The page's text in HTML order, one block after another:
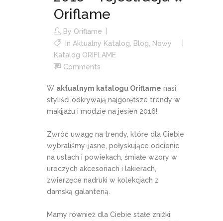
Oriflame
By Oriflame
In Aktualny Katalog Blog
Nowy
Katalog ORIFLAME
Comments
W aktualnym katalogu Oriflame nasi
styliści odkrywają najgorętsze trendy w
makijażu i modzie na jesień 2016!
Zwróć uwagę na trendy, które dla Ciebie
wybraliśmy-jasne, połyskujące odcienie
na ustach i powiekach, śmiałe wzory w
uroczych akcesoriach i lakierach,
zwierzęce nadruki w kolekcjach z
damską galanterią.
Mamy również dla Ciebie stałe zniżki